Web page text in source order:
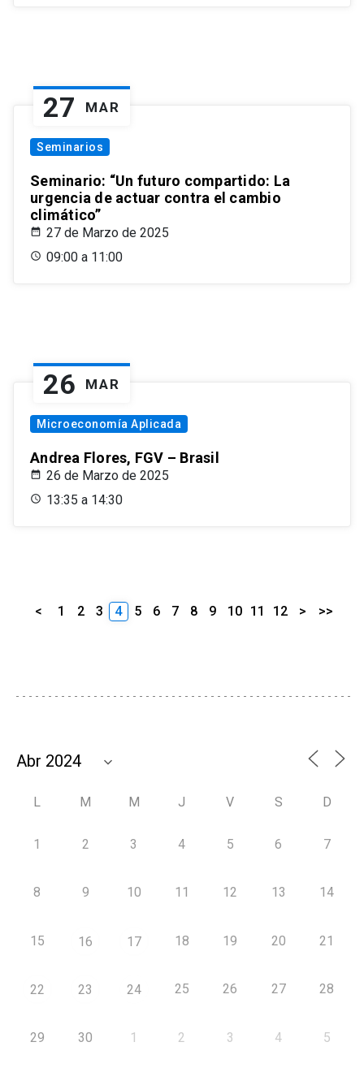
27 MAR
Seminarios
Seminario: “Un futuro compartido: La
urgencia de actuar contra el cambio
climático”
27 de Marzo de 2025
09:00 a 11:00
26 MAR
Microeconomía Aplicada
Andrea Flores, FGV – Brasil
26 de Marzo de 2025
13:35 a 14:30
< 1 2 3 4 5 6 7 8 9 10 11 12 > >>
L M M J V S D
1 2 3 4 5 6 7
8 9 10 11 12 13 14
15 16 17 18 19 20 21
22 23 24 25 26 27 28
29 30 1 2 3 4 5